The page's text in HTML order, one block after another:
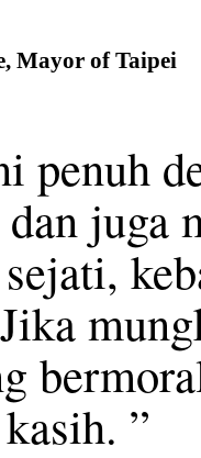
Mayor of Taipei
penuh
juga
”